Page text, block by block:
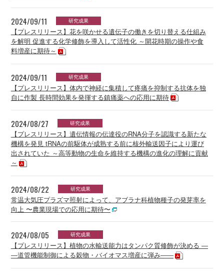
2024/09/11 研究成果
【プレスリリース】花を咲かせる遺伝子の働きを切り替える仕組み
を解明 促進する化学修飾を導入して活性化 ～開花時期の操作や食
料増産に期待～
2024/09/11 研究成果
【プレスリリース】体内で神経に集積して疼痛を抑制する抗体を独
自に作製 長時間効果を発揮する鎮痛薬への応用に期待
2024/08/27 研究成果
【プレスリリース】遺伝情報の伝達役のRNA分子を認識する新たな
機構を発見 tRNAの前駆体が成熟する前に核外輸送因子により運び
出されていた ～高等動物の生命を維持する機構の進化の理解に貢献
～
2024/08/22 研究成果
常温大気圧プラズマ照射によって、アブラナ科植物種子の発芽率を
向上 〜農業現場での応用に期待〜
2024/08/05 研究成果
【プレスリリース】植物の水輸送能力はタンパク質修飾が決める ―
―道管機能制御による穀物・バイオマス増産に弾み――